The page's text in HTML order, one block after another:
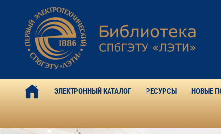
ЭЛЕКТРОННЫЙ КАТАЛОГ РЕСУРСЫ НОВЫЕ